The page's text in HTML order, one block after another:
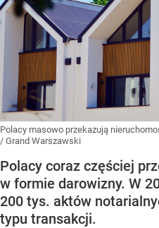
Polacy masowo przekazują
/ Grand Warszawski
Polacy coraz częściej
w formie darowizny. W
200 tys. aktów
typu transakcji.